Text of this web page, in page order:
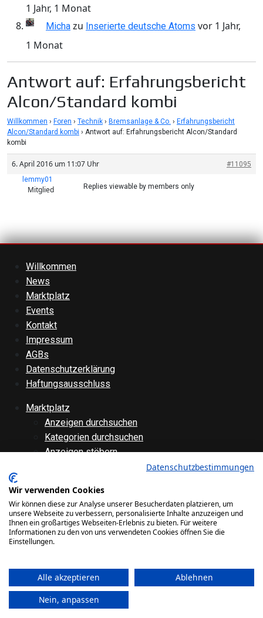
1 Jahr, 1 Monat
Micha zu Inserierte deutsche Atoms vor 1 Jahr,
1 Monat
Antwort auf: Erfahrungsbericht
Alcon/Standard kombi
Willkommen › Foren › Technik › Bremsanlage & Co. › Erfahrungsbericht
Alcon/Standard kombi › Antwort auf: Erfahrungsbericht Alcon/Standard
kombi
6. April 2016 um 11:07 Uhr
#11095
lemmy01
Mitglied Replies viewable by members only
Willkommen
News
Marktplatz
Events
Kontakt
Impressum
AGBs
Datenschutzerklärung
Haftungsausschluss
Marktplatz
Anzeigen durchsuchen
Kategorien durchsuchen
Anzeigen stöbern
Forenübersicht
Technik
Verschiedenes
Websiteinternes
Bilder
Videos
Datenschutzbestimmungen
Wir verwenden Cookies
Wir können diese zur Analyse unserer Besucherdaten platzieren, um
unsere Webseite zu verbessern, personalisierte Inhalte anzuzeigen und
Ihnen ein großartiges Webseiten-Erlebnis zu bieten. Für weitere
Informationen zu den von uns verwendeten Cookies öffnen Sie die
Einstellungen.
Alle akzeptieren
Ablehnen
Nein, anpassen